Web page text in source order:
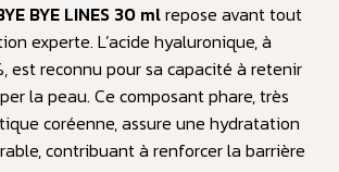
BYE LINES 30 mlrepose avant tout
experte. L’acide hyaluronique, à
est reconnu pour sa capacité à retenir
la peau. Ce composant phare, très
coréenne, assure une hydratation
contribuant à renforcer la barrière